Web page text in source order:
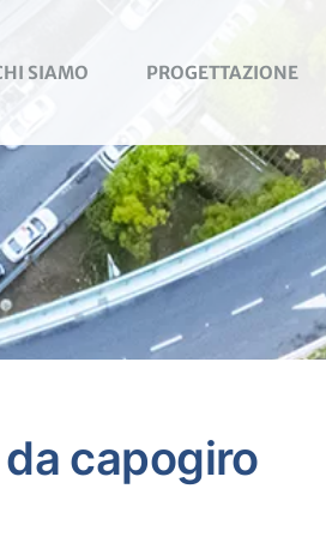
SIAMO PROGETTAZIONE
capogiro